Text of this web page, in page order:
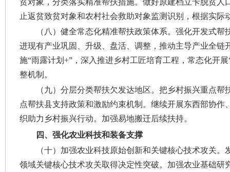
贫对象，分类落实精准帮扶措施。做好原建档立卡脱贫
止返贫致贫对象和农村社会救助对象监测识别，根据实际
（八）健全常态化精准帮扶政策体系。 强化开发式帮
进现有产业巩固、升级、盘活、调整，推动主导产业全
施“雨露计划+”，深入推进乡村工匠培育工程，常态化开
整机制。
（九）分层分类帮扶欠发达地区。 把乡村振兴重点帮
点帮扶县支持政策和激励约束机制。继续开展东西部协
织助力乡村振兴行动。加强易地搬迁后续扶持。
四、强化农业科技和装备支撑
（十）加强农业科技原始创新和关键核心技术攻关。
领域关键核心技术攻关取得决定性突破。加强农业基础